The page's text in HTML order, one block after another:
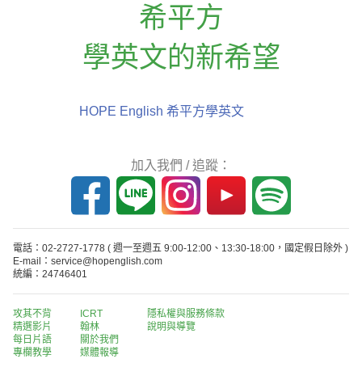
希平方
學英文的新希望
HOPE English 希平方學英文
加入我們 / 追蹤：
電話：02-2727-1778 ( 週一至週五 9:00-12:00、13:30-18:00，國定假日除外 )
E-mail：service@hopenglish.com
統編：24746401
攻其不背
精選影片
每日片語
專欄教學
ICRT
翰林
關於我們
媒體報導
隱私權與服務條款
說明與導覽